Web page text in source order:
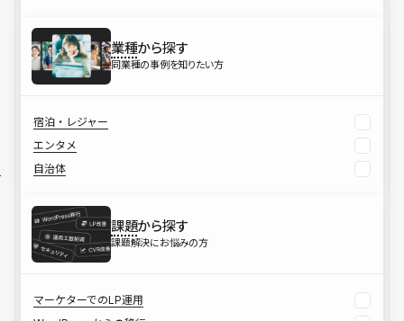
業種から探す
同業種の事例を知りたい方
宿泊・レジャー
エンタメ
自治体
課題から探す
課題解決にお悩みの方
マーケターでのLP運用